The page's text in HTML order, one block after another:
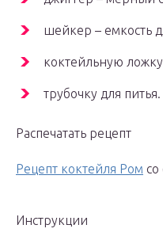
шейкер – емкость
коктейльную
трубочку для питья.
Распечатать рецепт
Рецепт коктейля Ром со
Инструкции